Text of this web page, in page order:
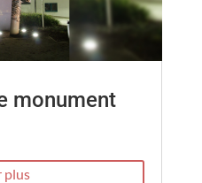
monument
plus